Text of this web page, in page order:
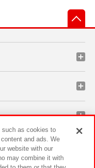
such as cookies to
and ads. We
website with our
may combine it with